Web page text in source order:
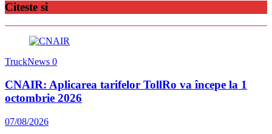
Citeste si
TruckNews 0
CNAIR: Aplicarea tarifelor TollRo va începe la 1
octombrie 2026
07/08/2026